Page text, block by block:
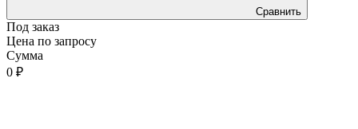
Сравнить
Под заказ
Цена по запросу
Сумма
0 ₽